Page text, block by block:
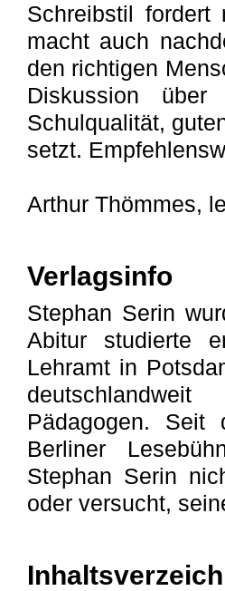
Schreibstil fordert
macht auch
den richtigen
Diskussion über
Schulqualität,
setzt.
Arthur Thömmes,
Verlagsinfo
Stephan Serin
Abitur studierte
Lehramt in
Pädagogen.
Berliner
Stephan Serin
oder versucht,